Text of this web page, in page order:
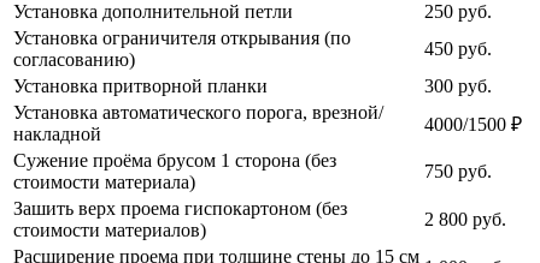
Установка дополнительной петли
250 руб.
Установка ограничителя открывания (по
согласованию)
450 руб.
Установка притворной планки
300 руб.
Установка автоматического порога, врезной/
накладной
4000/1500 ₽
Сужение проёма брусом 1 сторона (без
стоимости материала)
750 руб.
Зашить верх проема гиспокартоном (без
стоимости материалов)
2 800 руб.
Расширение проема при толщине стены до 15 см